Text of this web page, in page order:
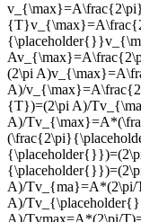
(2\pi
A)/
{T})=(2\pi A)/
A)/
A)/Tv_{ma}=A*(2\pi/
A)/